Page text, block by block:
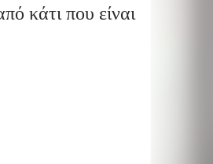
κάτι που είναι